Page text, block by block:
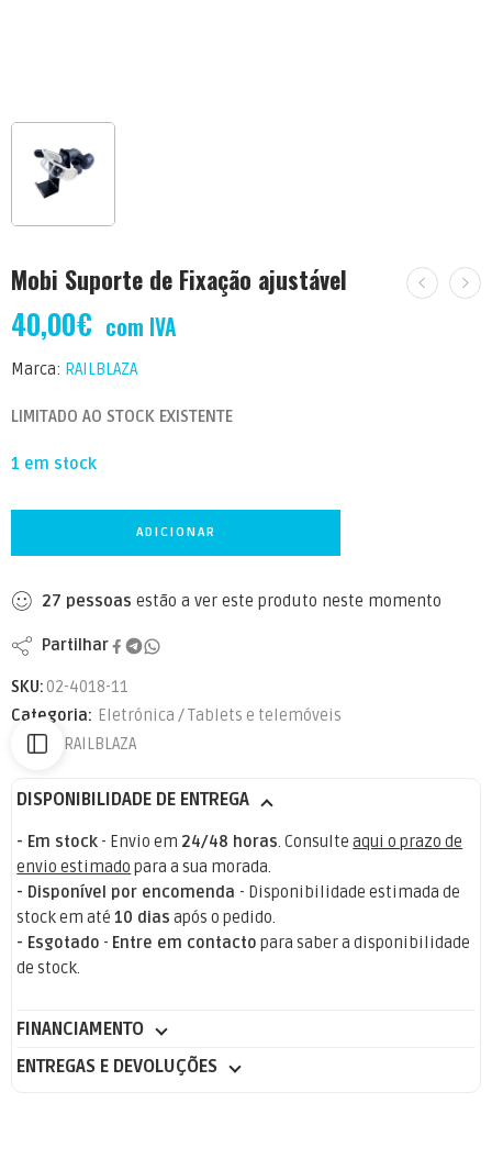
Mobi Suporte de Fixação ajustável
40,00€ com IVA
Marca: RAILBLAZA
LIMITADO AO STOCK EXISTENTE
1 em stock
ADICIONAR
27 pessoas estão a ver este produto neste momento
Partilhar
SKU: 02-4018-11
Categoria: Eletrónica / Tablets e telemóveis
RAILBLAZA
DISPONIBILIDADE DE ENTREGA
- Em stock - Envio em 24/48 horas. Consulteaqui o prazo de
envio estimado para a sua morada.
- Disponível por encomenda - Disponibilidade estimada de
stock em até10 dias após o pedido.
- Esgotado - Entre em contacto para saber a disponibilidade
de stock.
FINANCIAMENTO
ENTREGAS E DEVOLUÇÕES